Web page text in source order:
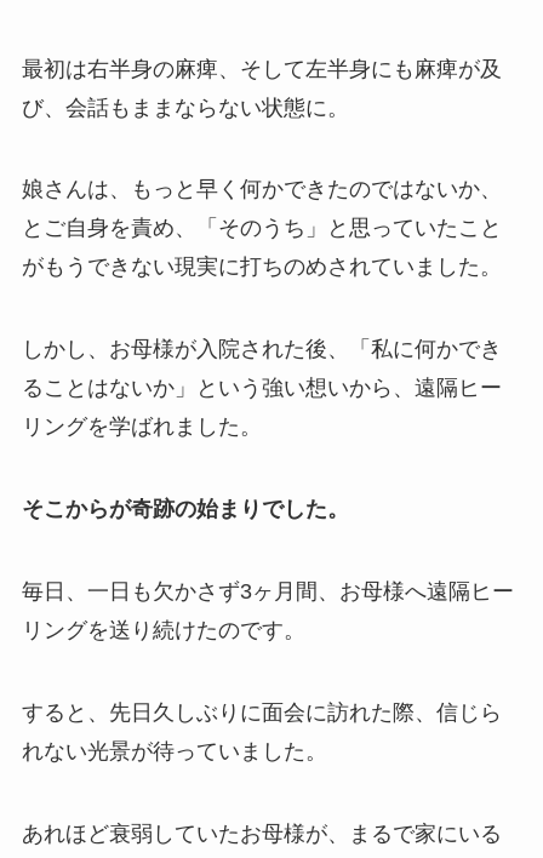
最初は右半身の麻痺、そして左半身にも麻痺が及
び、会話もままならない状態に。
娘さんは、もっと早く何かできたのではないか、
とご自身を責め、「そのうち」と思っていたこと
がもうできない現実に打ちのめされていました。
しかし、お母様が入院された後、「私に何かでき
ることはないか」という強い想いから、遠隔ヒー
リングを学ばれました。
そこからが奇跡の始まりでした。
毎日、一日も欠かさず3ヶ月間、お母様へ遠隔ヒー
リングを送り続けたのです。
すると、先日久しぶりに面会に訪れた際、信じら
れない光景が待っていました。
あれほど衰弱していたお母様が、まるで家にいる